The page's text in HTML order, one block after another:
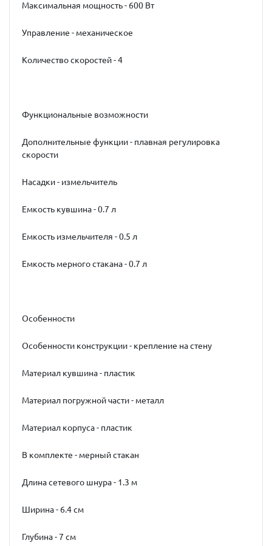
Максимальная мощность - 600 Вт
Управление - механическое
Количество скоростей - 4
Функциональные возможности
Дополнительные функции - плавная регулировка
скорости
Насадки - измельчитель
Емкость кувшина - 0.7 л
Емкость измельчителя - 0.5 л
Емкость мерного стакана - 0.7 л
Особенности
Особенности конструкции - крепление на стену
Материал кувшина - пластик
Материал погружной части - металл
Материал корпуса - пластик
В комплекте - мерный стакан
Длина сетевого шнура - 1.3 м
Ширина - 6.4 см
Глубина - 7 см